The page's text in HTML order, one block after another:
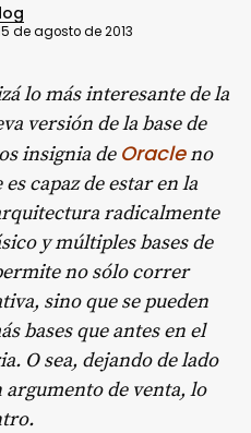
de agosto de 2013
lo más interesante de la
versión de la base de
insignia de Oracleno
capaz de estar en la
radicalmente
y múltiples bases de
no sólo correr
sino que se pueden
bases que antes en el
O sea, dejando de lado
argumento de venta, lo